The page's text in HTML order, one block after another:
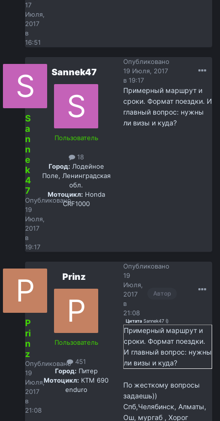
17
Июля,
2017
в
16:51
S
a
n
n
e
k
4
7
Опубликовано
19
Июля,
2017
в
19:17
Sannek47
Пользователь
18
Город: Лодейное
Поле, Ленинградская
обл.
Мотоцикл: Honda
CRF1000
Опубликовано
19 Июля, 2017
в 19:17
Примерный маршрут и
сроки. Формат поездки. И
главный вопрос: нужны
ли визы и куда?
P
ri
n
z
Опубликовано
19
Июля,
2017
в
21:08
Prinz
Пользователь
451
Город: Питер
Мотоцикл: КТМ 690
enduro
Автор
Опубликовано
19
Июля,
2017
в
21:08
Цитата Sannek47 ()
Примерный маршрут и
сроки. Формат поездки.
И главный вопрос: нужны
ли визы и куда?
По жесткому вопросы
задаешь))
Спб,Челябинск, Алматы,
Ош, мургаб , Хорог